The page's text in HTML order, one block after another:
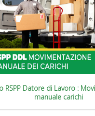
RSPP Datore di Lavoro :
manuale carichi